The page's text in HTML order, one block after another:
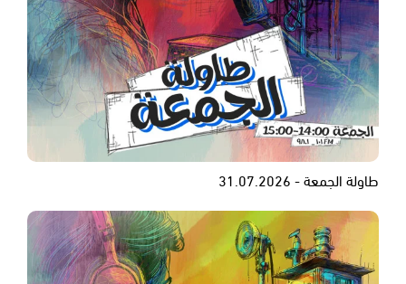
طاولة الجمعة - 31.07.2026